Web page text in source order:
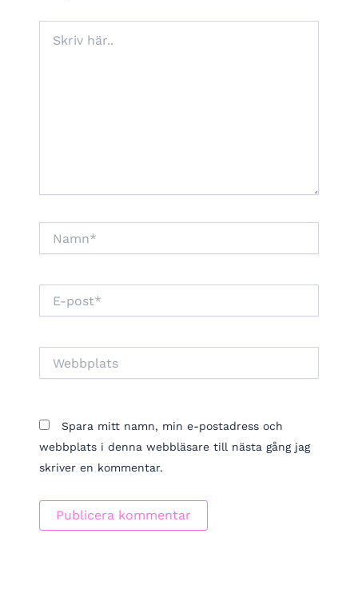
här..
post*
Spara mitt namn, min e-postadress och
webbplats i denna webbläsare till nästa gång jag
skriver en kommentar.